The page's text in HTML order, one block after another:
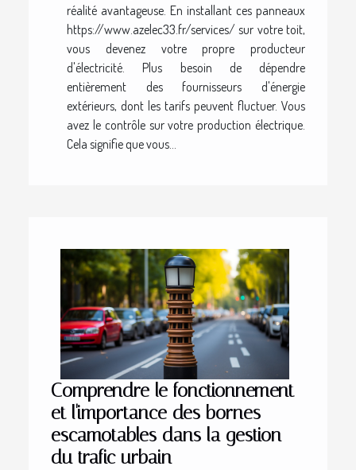
réalité avantageuse. En installant ces panneaux
https://www.azelec33.fr/services/ sur votre toit,
vous devenez votre propre producteur
d'électricité. Plus besoin de dépendre
entièrement des fournisseurs d'énergie
extérieurs, dont les tarifs peuvent fluctuer. Vous
avez le contrôle sur votre production électrique.
Cela signifie que vous...
Comprendre le fonctionnement
et l'importance des bornes
escamotables dans la gestion
du trafic urbain